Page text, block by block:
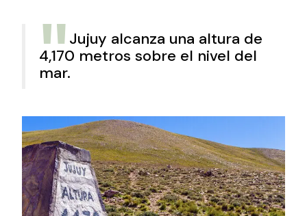
Jujuy alcanza una altura de
4,170 metros sobre el nivel del
mar.